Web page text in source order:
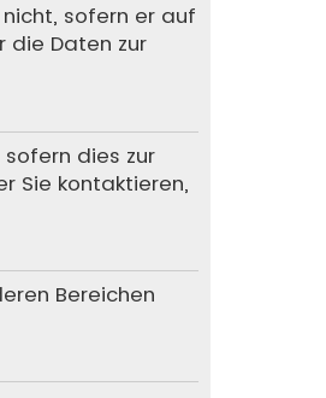
sofern er auf
die Daten zur
dies zur
Sie kontaktieren,
Bereichen